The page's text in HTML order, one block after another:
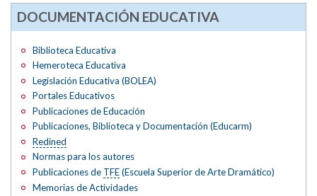
DOCUMENTACIÓN EDUCATIVA
Biblioteca Educativa
Hemeroteca Educativa
Legislación Educativa (BOLEA)
Portales Educativos
Publicaciones de Educación
Publicaciones, Biblioteca y Documentación (Educarm)
Redined
Normas para los autores
Publicaciones de TFE(Escuela Superior de Arte Dramático)
Memorias de Actividades